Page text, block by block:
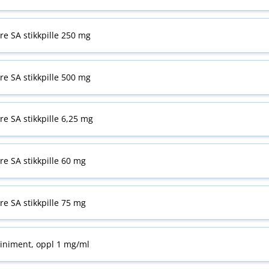
SA stikkpille 250 mg
SA stikkpille 500 mg
SA stikkpille 6,25 mg
SA stikkpille 60 mg
SA stikkpille 75 mg
oppl 1 mg/ml